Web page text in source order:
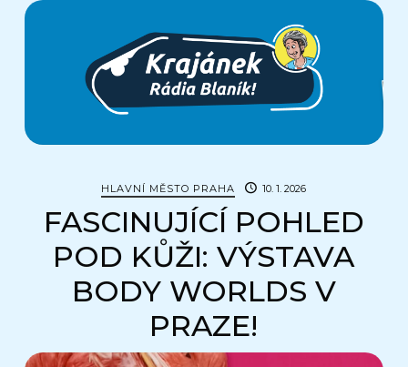
Krajánek
Rádia
HLAVNÍ MĚSTO PRAHA 10. 1. 2026
FASCINUJÍCÍ POHLED
POD KŮŽI: VÝSTAVA
BODY WORLDS V
PRAZE!